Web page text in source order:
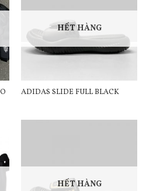
HẾT HÀNG
ADIDAS SLIDE FULL BLACK
HẾT HÀNG